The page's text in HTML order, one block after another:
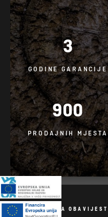
3
GODINE GARANCIJE
900
PRODAJNIH MJESTA
PRAVNA OBAVIJEST